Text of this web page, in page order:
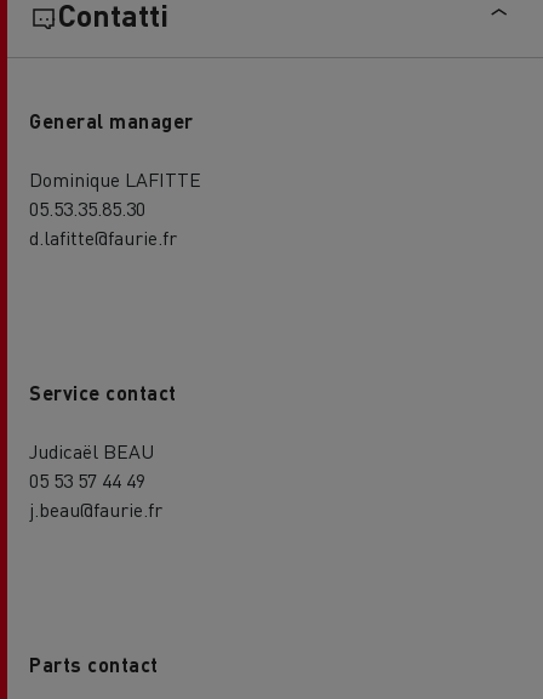
Contatti
General manager
Dominique LAFITTE
05.53.35.85.30
d.lafitte@faurie.fr
Service contact
Judicaël BEAU
05 53 57 44 49
j.beau@faurie.fr
Parts contact